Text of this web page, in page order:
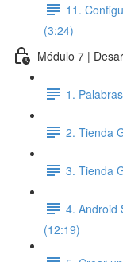
11.
(3:24)
Módulo 7 |
1.
2. Tienda
3. Tienda
4. Android
(12:19)